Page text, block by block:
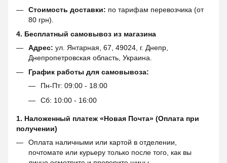
Стоимость доставки: по тарифам перевозчика (от
80 грн).
4. Бесплатный самовывоз из магазина
Адрес: ул. Янтарная, 67, 49024, г. Днепр,
Днепропетровская область, Украина.
График работы для самовывоза:
Пн-Пт: 09:00 - 18:00
Сб: 10:00 - 16:00
1. Наложенный платеж «Новая Почта» (Оплата при
получении)
Оплата наличными или картой в отделении,
почтомате или курьеру только после того, как вы